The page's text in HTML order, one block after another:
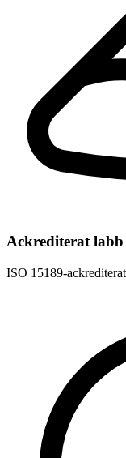
Ackrediterat labb
ISO 15189-